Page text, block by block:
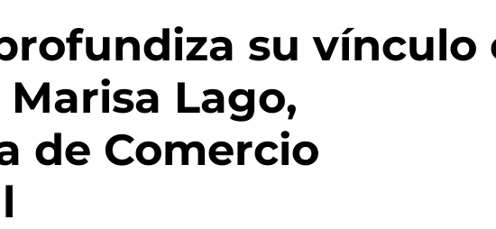
su vínculo
Marisa Lago,
de Comercio